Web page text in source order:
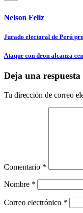
Nelson Feliz
Navegación
de
Jurado electoral de Perú
Ataque con dron alcanza
Deja una respuesta
Tu dirección de correo
Comentario *
Nombre *
Correo electrónico *